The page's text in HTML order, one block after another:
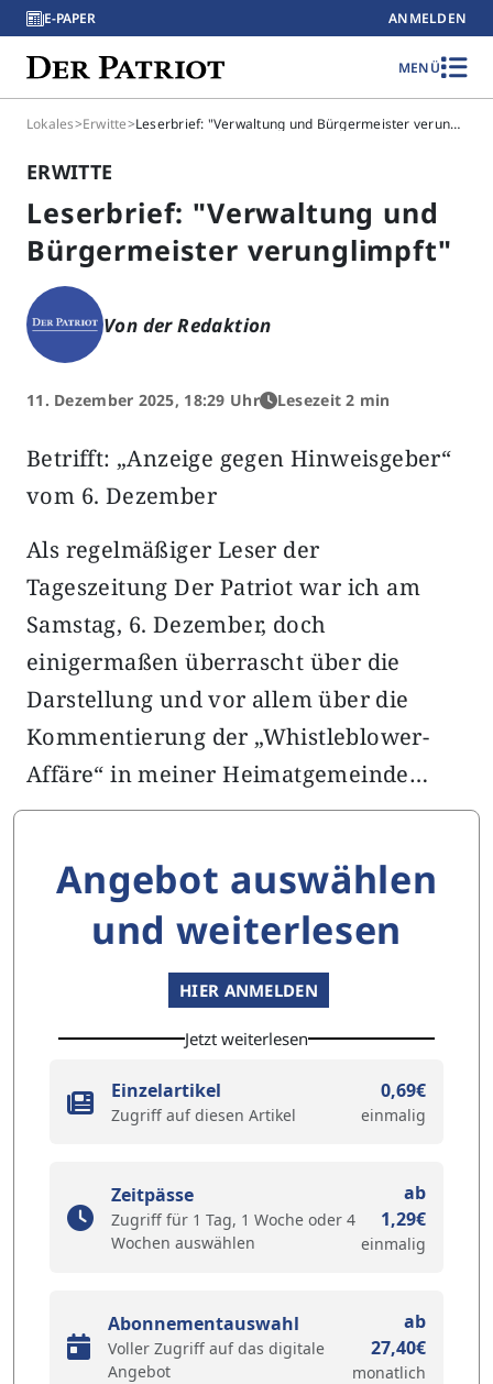
E-PAPER ANMELDEN
MENÜ
Lokales>Erwitte> Leserbrief: "Verwaltung und Bürgermeister verunglimpft"
ERWITTE
Leserbrief: "Verwaltung und
Bürgermeister verunglimpft"
Von der Redaktion
11. Dezember 2025, 18:29 Uhr Lesezeit 2 min
Betrifft: „Anzeige gegen Hinweisgeber“
vom 6. Dezember
Als regelmäßiger Leser der
Tageszeitung Der Patriot war ich am
Samstag, 6. Dezember, doch
einigermaßen überrascht über die
Darstellung und vor allem über die
Kommentierung der „Whistleblower-
Affäre“ in meiner Heimatgemeinde…
Angebot auswählen
und weiterlesen
HIER ANMELDEN
Jetzt weiterlesen
Einzelartikel
Zugriff auf diesen Artikel
0,69€
einmalig
Zeitpässe
Zugriff für 1 Tag, 1 Woche oder 4
Wochen auswählen
ab
1,29€
einmalig
Abonnementauswahl
Voller Zugriff auf das digitale
Angebot
ab
27,40€
monatlich